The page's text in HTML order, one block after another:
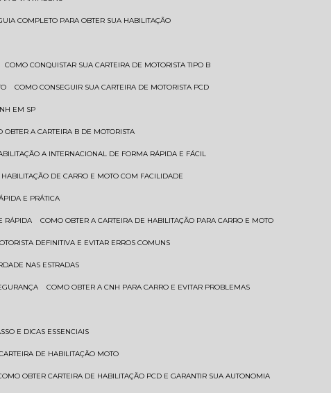
COMPLETO PARA OBTER SUA HABILITAÇÃO
COMO CONQUISTAR SUA CARTEIRA DE MOTORISTA TIPO B
COMO CONSEGUIR SUA CARTEIRA DE MOTORISTA PCD
EM SP
OBTER A CARTEIRA B DE MOTORISTA
A INTERNACIONAL DE FORMA RÁPIDA E FÁCIL
HABILITAÇÃO DE CARRO E MOTO COM FACILIDADE
E PRÁTICA
RÁPIDA COMO OBTER A CARTEIRA DE HABILITAÇÃO PARA CARRO E MOTO
DEFINITIVA E EVITAR ERROS COMUNS
NAS ESTRADAS
COMO OBTER A CNH PARA CARRO E EVITAR PROBLEMAS
E DICAS ESSENCIAIS
DE HABILITAÇÃO MOTO
COMO OBTER CARTEIRA DE HABILITAÇÃO PCD E GARANTIR SUA AUTONOMIA